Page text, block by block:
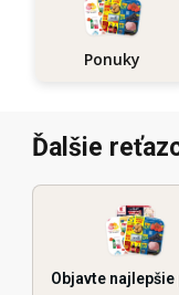
Ponuky
Ďalšie
Objavte najlepšie